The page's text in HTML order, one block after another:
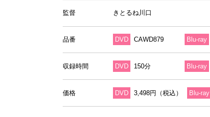
監督 きとるね川口
品番 DVD CAWD879 Blu-ray
収録時間 DVD 150分 Blu-ray
価格 DVD 3,498円（税込） Blu-ray